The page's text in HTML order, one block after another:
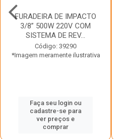
FURADEIRA DE IMPACTO
3/8” 500W 220V COM
SISTEMA DE REV...
Código: 39290
*Imagem meramente ilustrativa
Faça seu login ou
cadastre-se para
ver preços e
comprar